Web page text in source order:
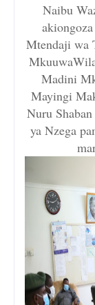
Naibu
Mtendaji wa
Madini
Mayingi
Nuru
ya Nzega